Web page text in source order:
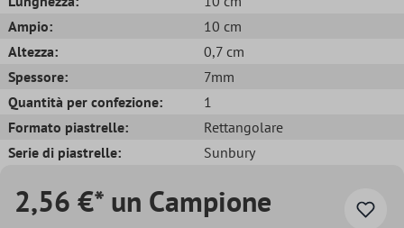
Ampio:
10 cm
Altezza:
0,7 cm
Spessore:
7mm
Quantità per confezione:
1
Formato piastrelle:
Rettangolare
Serie di piastrelle:
Sunbury
2,56 €* un Campione